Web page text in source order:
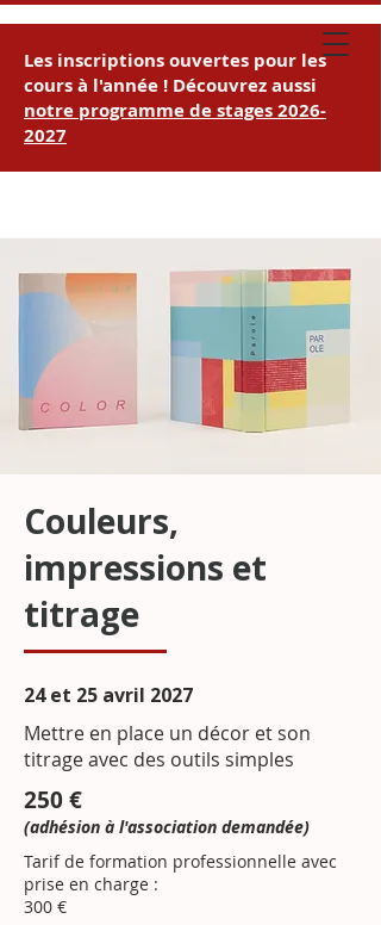
Les inscriptions ouvertes pour les
cours à l'année ! Découvrez aussi
notre programme de stages2026-
2027
Couleurs,
impressions et
titrage
24 et 25 avril 2027
Mettre en place un décor et son
titrage avec des outils simples
250 €
(adhésion à l'association demandée)
Tarif de formation professionnelle avec
prise en charge :
300 €